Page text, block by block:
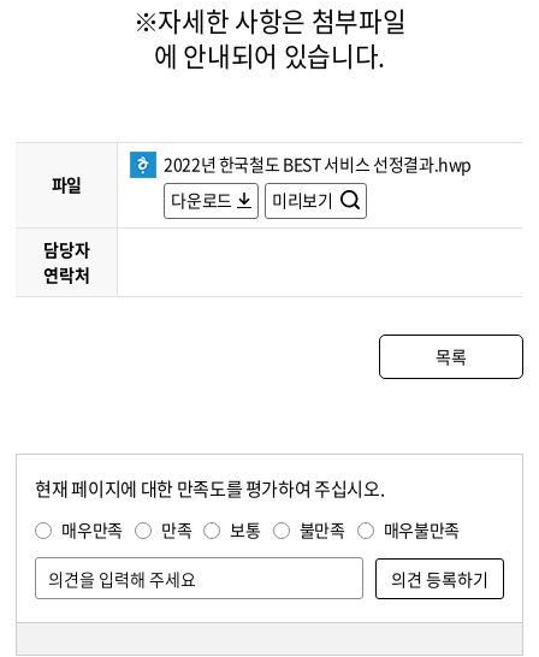
※자세한 사항은 첨부파일
에 안내되어 있습니다.
파일
2022년 한국철도 BEST 서비스 선정결과.hwp
다운로드
미리보기
담당자
연락처
목록
현재 페이지에 대한 만족도를 평가하여 주십시오.
매우만족 만족 보통 불만족 매우불만족